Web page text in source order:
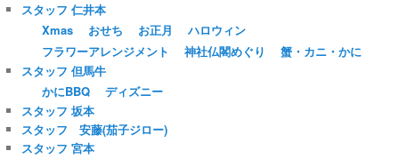
スタッフ 仁井本
Xmas
おせち お正月
ハロウィン
フラワーアレンジメント
神社仏閣めぐり
蟹・カニ・かに
スタッフ 但馬牛
かにBBQ
ディズニー
スタッフ 坂本
スタッフ 安藤(茄子ジロー)
スタッフ 宮本